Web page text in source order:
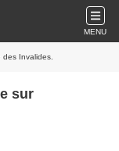
MENU
Invalides.
sur